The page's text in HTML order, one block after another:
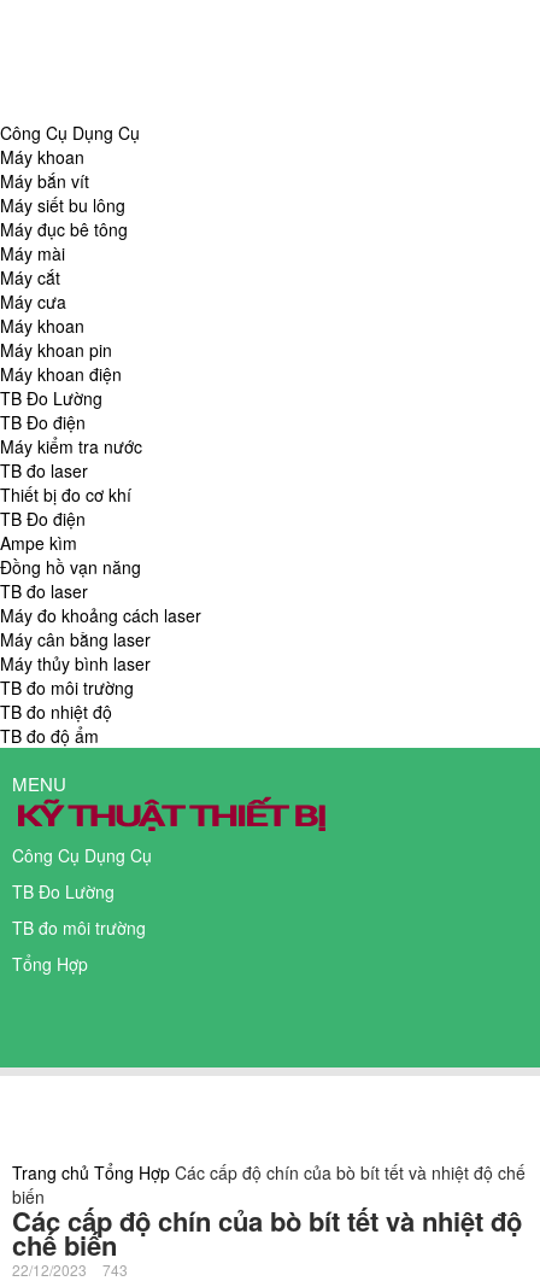
Công Cụ Dụng Cụ
Máy khoan
Máy bắn vít
Máy siết bu lông
Máy đục bê tông
Máy mài
Máy cắt
Máy cưa
Máy khoan
Máy khoan pin
Máy khoan điện
TB Đo Lường
TB Đo điện
Máy kiểm tra nước
TB đo laser
Thiết bị đo cơ khí
TB Đo điện
Ampe kìm
Đồng hồ vạn năng
TB đo laser
Máy đo khoảng cách laser
Máy cân bằng laser
Máy thủy bình laser
TB đo môi trường
TB đo nhiệt độ
TB đo độ ẩm
MENU
Công Cụ Dụng Cụ
TB Đo Lường
TB đo môi trường
Tổng Hợp
Trang chủ Tổng Hợp Các cấp độ chín của bò bít tết và nhiệt độ chế
biến
Các cấp độ chín của bò bít tết và nhiệt độ
chế biến
22/12/2023 743